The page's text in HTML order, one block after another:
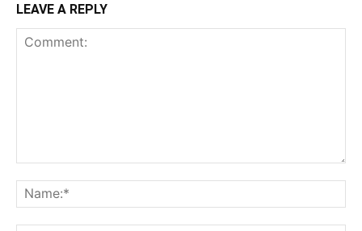
LEAVE A REPLY